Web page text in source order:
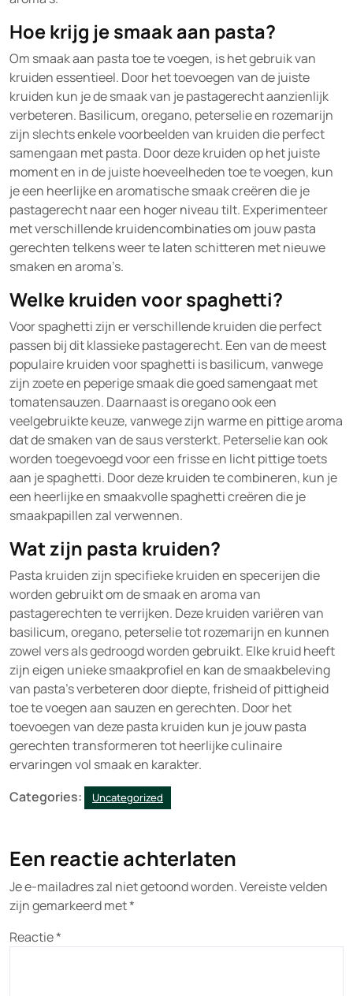
Hoe krijg je smaak aan pasta?
Om smaak aan pasta toe te voegen, is het gebruik van
kruiden essentieel. Door het toevoegen van de juiste
kruiden kun je de smaak van je pastagerecht aanzienlijk
verbeteren. Basilicum, oregano, peterselie en rozemarijn
zijn slechts enkele voorbeelden van kruiden die perfect
samengaan met pasta. Door deze kruiden op het juiste
moment en in de juiste hoeveelheden toe te voegen, kun
je een heerlijke en aromatische smaak creëren die je
pastagerecht naar een hoger niveau tilt. Experimenteer
met verschillende kruidencombinaties om jouw pasta
gerechten telkens weer te laten schitteren met nieuwe
smaken en aroma’s.
Welke kruiden voor spaghetti?
Voor spaghetti zijn er verschillende kruiden die perfect
passen bij dit klassieke pastagerecht. Een van de meest
populaire kruiden voor spaghetti is basilicum, vanwege
zijn zoete en peperige smaak die goed samengaat met
tomatensauzen. Daarnaast is oregano ook een
veelgebruikte keuze, vanwege zijn warme en pittige aroma
dat de smaken van de saus versterkt. Peterselie kan ook
worden toegevoegd voor een frisse en licht pittige toets
aan je spaghetti. Door deze kruiden te combineren, kun je
een heerlijke en smaakvolle spaghetti creëren die je
smaakpapillen zal verwennen.
Wat zijn pasta kruiden?
Pasta kruiden zijn specifieke kruiden en specerijen die
worden gebruikt om de smaak en aroma van
pastagerechten te verrijken. Deze kruiden variëren van
basilicum, oregano, peterselie tot rozemarijn en kunnen
zowel vers als gedroogd worden gebruikt. Elke kruid heeft
zijn eigen unieke smaakprofiel en kan de smaakbeleving
van pasta’s verbeteren door diepte, frisheid of pittigheid
toe te voegen aan sauzen en gerechten. Door het
toevoegen van deze pasta kruiden kun je jouw pasta
gerechten transformeren tot heerlijke culinaire
ervaringen vol smaak en karakter.
Categories:
Uncategorized
Een reactie achterlaten
Je e-mailadres zal niet getoond worden.Vereiste velden
zijn gemarkeerd met*
Reactie*